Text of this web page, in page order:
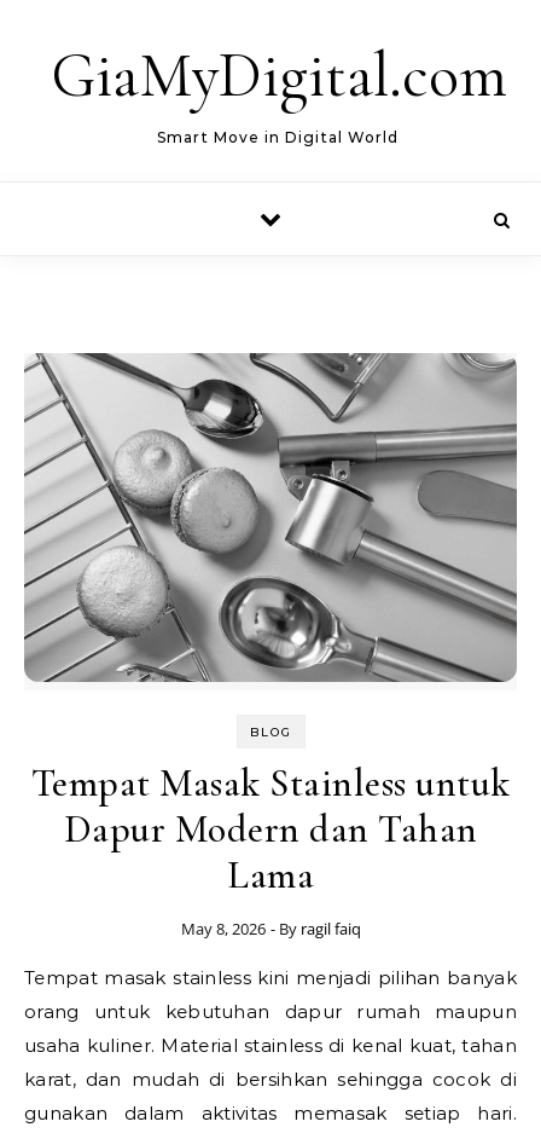
GiaMyDigital.com
Smart Move in Digital World
BLOG
Tempat Masak Stainless untuk
Dapur Modern dan Tahan
Lama
May 8, 2026 - By ragil faiq
Tempat masak stainless kini menjadi pilihan banyak
orang untuk kebutuhan dapur rumah maupun
usaha kuliner. Material stainless di kenal kuat, tahan
karat, dan mudah di bersihkan sehingga cocok di
gunakan dalam aktivitas memasak setiap hari.